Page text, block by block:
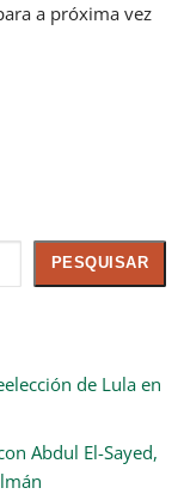
a próxima vez
PESQUISAR
de Lula en
Abdul El-Sayed,